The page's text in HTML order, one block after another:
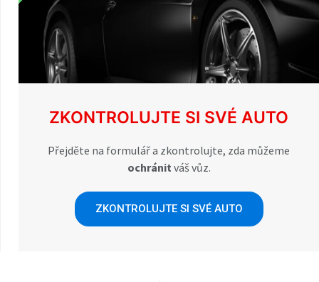
ZKONTROLUJTE SI SVÉ AUTO
Přejděte na formulář a zkontrolujte, zda můžeme
ochránit váš vůz.
ZKONTROLUJTE SI SVÉ AUTO